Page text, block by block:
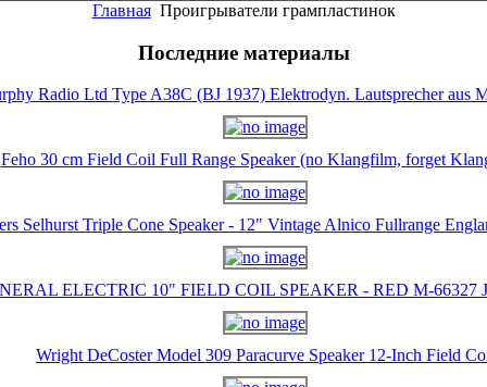
Главная Проигрыватели грампластинок
Последние материалы
Radio Ltd Type A38C (BJ 1937) Elektrodyn. Lautsprecher aus
Feho 30 cm Field Coil Full Range Speaker (no Klangfilm, forget
Selhurst Triple Cone Speaker - 12" Vintage Alnico Fullrange
ELECTRIC 10" FIELD COIL SPEAKER - RED M-66327
Wright DeCoster Model 309 Paracurve Speaker 12-Inch Field